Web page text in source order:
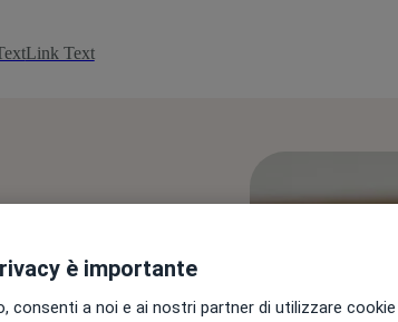
Link Text
è importante
consenti a noi e ai nostri partner di utilizzare